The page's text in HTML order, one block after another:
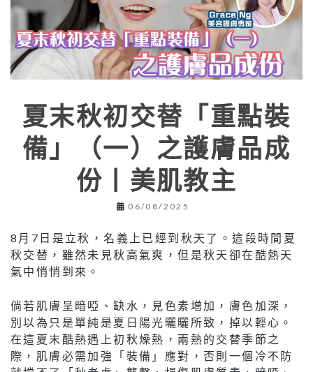
夏末秋初交替「重點裝
備」（一）之護膚品成
份丨美肌教主
06/08/2025
8月7日是立秋，名義上已經到秋天了。這段時間夏
秋交替，雖然未見秋高氣爽，但是秋天卻在酷熱天
氣中悄悄到來。
倘若肌膚呈暗啞、缺水，見色素增加，膚色加深，
別以為只是單純是夏日陽光曬曬所致，掉以輕心。
在這夏末酷熱遇上初秋燥熱，兩熱的交替季節之
際，肌膚必需加強「裝備」應對，否則一個冷不防